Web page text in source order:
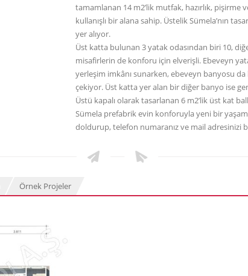
tamamlanan 14 m2’lik mutfak, hazırlık,
kullanışlı bir alana sahip. Üstelik Sümela’nın
yer alıyor.
Üst katta bulunan 3 yatak odasından biri 10,
misafirlerin de konforu için elverişli. Ebeveyn
yerleşim imkânı sunarken, ebeveyn banyosu da
çekiyor. Üst katta yer alan bir diğer banyo ise
Üstü kapalı olarak tasarlanan 6 m2’lik üst kat
Sümela prefabrik evin konforuyla yeni bir
doldurup, telefon numaranız ve mail adresinizi
Örnek Projeler